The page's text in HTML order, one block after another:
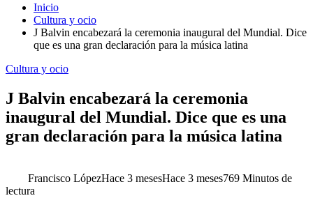
Inicio
Cultura y ocio
J Balvin encabezará la ceremonia inaugural del Mundial. Dice
que es una gran declaración para la música latina
Cultura y ocio
J Balvin encabezará la ceremonia
inaugural del Mundial. Dice que es una
gran declaración para la música latina
Francisco LópezHace 3 mesesHace 3 meses769 Minutos de
lectura